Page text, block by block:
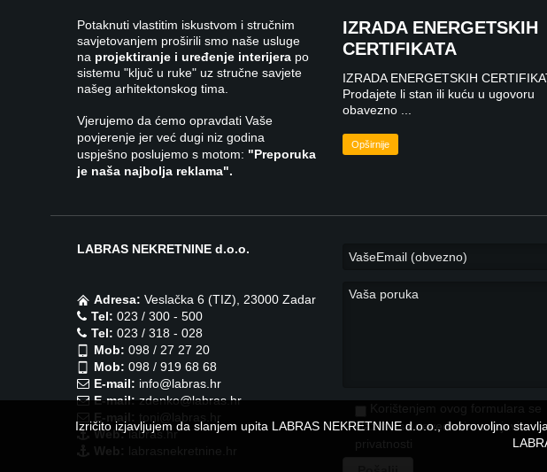
Potaknuti vlastitim iskustvom i stručnim
savjetovanjem proširili smo naše usluge
na projektiranje i uređenje interijera po
sistemu "ključ u ruke" uz stručne savjete
našeg arhitektonskog tima.
Vjerujemo da ćemo opravdati Vaše
povjerenje jer već dugi niz godina
uspješno poslujemo s motom: "Preporuka
je naša najbolja reklama".
IZRADA ENERGETSKIH
CERTIFIKATA
IZRADA ENERGETSKIH
Prodajete li stan ili kuću u ugovoru
obavezno ...
Opširnije
LABRAS NEKRETNINE d.o.o.
Adresa: Veslačka 6 (TIZ), 23000 Zadar
Tel: 023 / 300 - 500
Tel: 023 / 318 - 028
Mob: 098 / 27 27 20
Mob: 098 / 919 68 68
E-mail: info@labras.hr
E-mail:zdenko@labras.hr
Web:labras.hr
slažete sa navedenim uIzjavi o
Izričito izjavljujem da slanjem upita LABRAS NEKRETNINE d.o.o., dobrovoljno